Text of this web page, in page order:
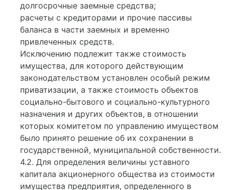
долгосрочные заемные средства;
расчеты с кредиторами и прочие пассивы
баланса в части заемных и временно
привлеченных средств.
Исключению подлежит также стоимость
имущества, для которого действующим
законодательством установлен особый режим
приватизации, а также стоимость объектов
социально-бытового и социально-культурного
назначения и других объектов, в отношении
которых комитетом по управлению имуществом
было принято решение об их сохранении в
государственной, муниципальной собственности.
4.2. Для определения величины уставного
капитала акционерного общества из стоимости
имущества предприятия, определенного в